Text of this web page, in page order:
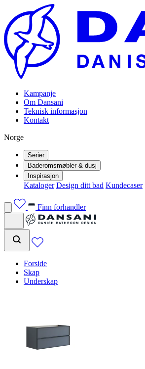
Kampanje
Om Dansani
Teknisk informasjon
Kontakt
Norge
Serier
Baderomsmøbler & dusj
Inspirasjon
Kataloger Design ditt bad Kundecaser
Finn forhandler
Forside
Skap
Underskap